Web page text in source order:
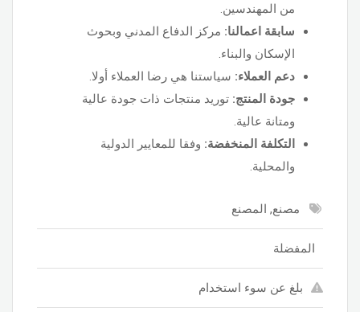
من المهندسين.
سابقة اعمالنا: مركز الدفاع المدني وبحوث
الإسكان والبناء.
دعم العملاء: سياستنا هي رضا العملاء أولا.
جودة المنتج: توريد منتجات ذات جودة عالية
ومتانة عالية.
التكلفة المنخفضة: وفقا للمعايير الدولية
والمحلية.
مصنع, المصنع
المفضلة
بلغ عن سوء استخدام